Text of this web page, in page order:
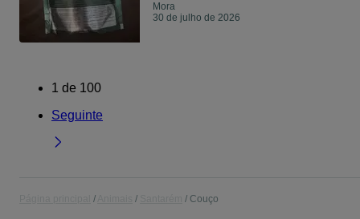
Mora
30 de julho de 2026
1 de 100
Seguinte
Couço